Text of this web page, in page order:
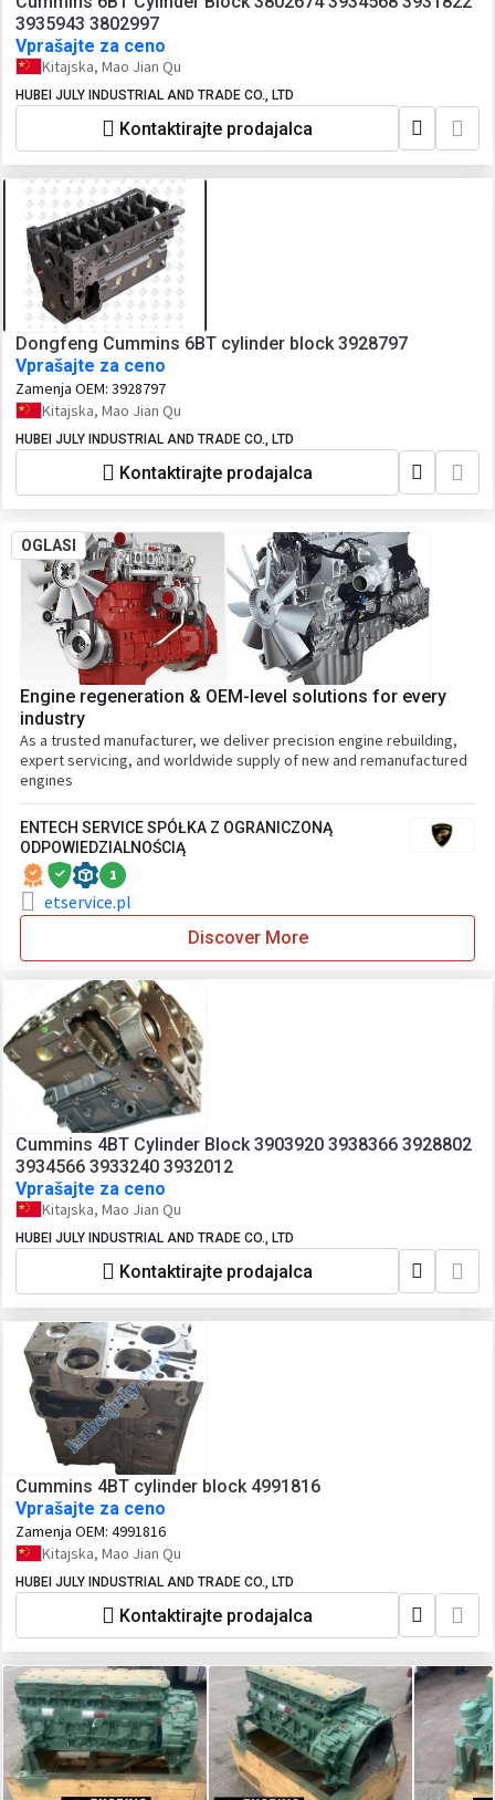
3935943 3802997
Vprašajte za ceno
Kitajska, Mao Jian Qu
HUBEI JULY INDUSTRIAL AND TRADE CO., LTD
Kontaktirajte prodajalca
Dongfeng Cummins 6BT cylinder block 3928797
Vprašajte za ceno
Zamenja OEM: 3928797
Kitajska, Mao Jian Qu
HUBEI JULY INDUSTRIAL AND TRADE CO., LTD
Kontaktirajte prodajalca
OGLASI
Engine regeneration & OEM-level solutions for every
industry
As a trusted manufacturer, we deliver precision engine rebuilding,
expert servicing, and worldwide supply of new and remanufactured
engines
ENTECH SERVICE SPÓŁKA Z OGRANICZONĄ
ODPOWIEDZIALNOŚCIĄ
1
etservice.pl
Discover More
Cummins 4BT Cylinder Block 3903920 3938366 3928802
3934566 3933240 3932012
Vprašajte za ceno
Kitajska, Mao Jian Qu
HUBEI JULY INDUSTRIAL AND TRADE CO., LTD
Kontaktirajte prodajalca
Cummins 4BT cylinder block 4991816
Vprašajte za ceno
Zamenja OEM: 4991816
Kitajska, Mao Jian Qu
HUBEI JULY INDUSTRIAL AND TRADE CO., LTD
Kontaktirajte prodajalca